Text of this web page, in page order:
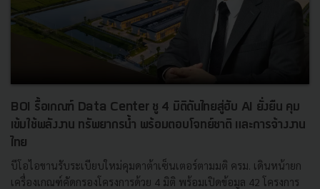
BOI รื้อเกณฑ์ Data Center ชู 4 มิติดันไทยสู่ฮับ AI ยั่งยืน คุม
เข้มใช้พลังงาน ทรัพยากรน้ำ พร้อมตอบโจทย์ชาติ และการจ้างงาน
ไทย
บีโอไอขานรับระเบียบใหม่คุมดาต้าเซ็นเตอร์ตามมติ ครม. เดินหน้ายก
เครื่องเกณฑ์คัดกรองโครงการด้วย 4 มิติ พร้อมเปิดข้อมูล 42 โครงการ